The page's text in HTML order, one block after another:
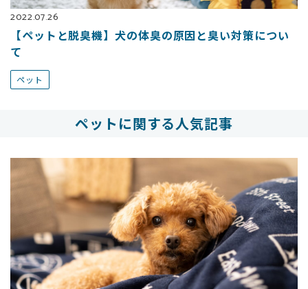
2022.07.26
【ペットと脱臭機】犬の体臭の原因と臭い対策につい
て
ペット
ペットに関する人気記事